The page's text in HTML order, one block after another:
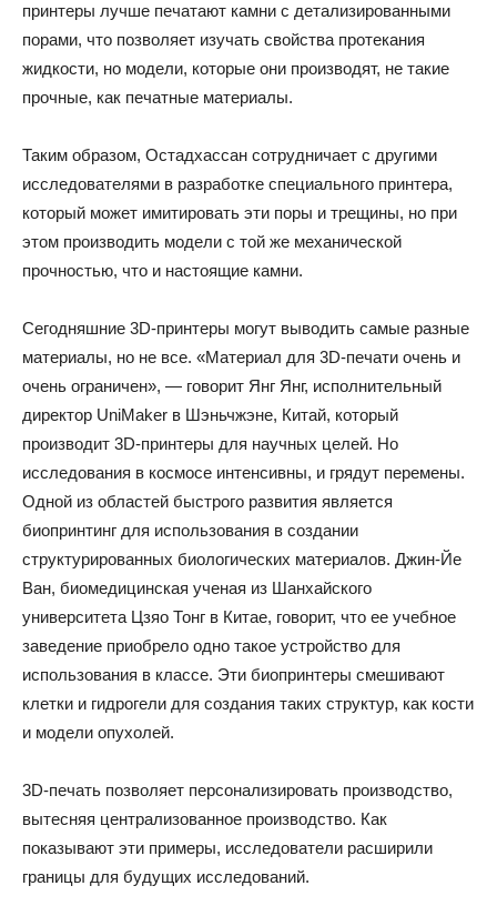
принтеры лучше печатают камни с детализированными
порами, что позволяет изучать свойства протекания
жидкости, но модели, которые они производят, не такие
прочные, как печатные материалы.
Таким образом, Остадхассан сотрудничает с другими
исследователями в разработке специального принтера,
который может имитировать эти поры и трещины, но при
этом производить модели с той же механической
прочностью, что и настоящие камни.
Сегодняшние 3D-принтеры могут выводить самые разные
материалы, но не все. «Материал для 3D-печати очень и
очень ограничен», — говорит Янг Янг, исполнительный
директор UniMaker в Шэньчжэне, Китай, который
производит 3D-принтеры для научных целей. Но
исследования в космосе интенсивны, и грядут перемены.
Одной из областей быстрого развития является
биопринтинг для использования в создании
структурированных биологических материалов. Джин-Йе
Ван, биомедицинская ученая из Шанхайского
университета Цзяо Тонг в Китае, говорит, что ее учебное
заведение приобрело одно такое устройство для
использования в классе. Эти биопринтеры смешивают
клетки и гидрогели для создания таких структур, как кости
и модели опухолей.
3D-печать позволяет персонализировать производство,
вытесняя централизованное производство. Как
показывают эти примеры, исследователи расширили
границы для будущих исследований.